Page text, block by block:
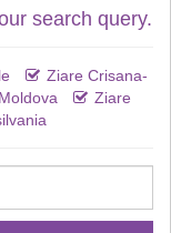
search query.
Ziare Crisana-
Ziare